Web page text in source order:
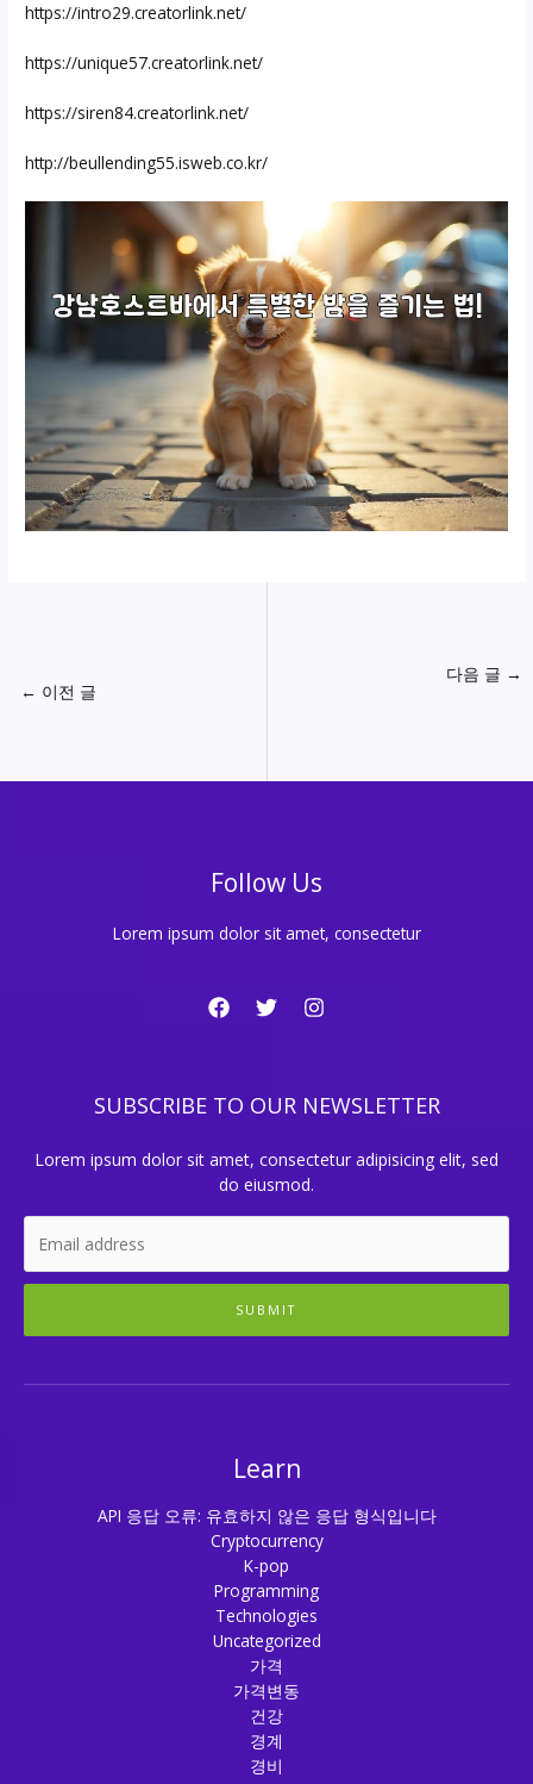
https://intro29.creatorlink.net/
https://unique57.creatorlink.net/
https://siren84.creatorlink.net/
http://beullending55.isweb.co.kr/
← 이전 글
다음 글 →
Follow Us
Lorem ipsum dolor sit amet, consectetur
SUBSCRIBE TO OUR NEWSLETTER
Lorem ipsum dolor sit amet, consectetur adipisicing elit, sed
do eiusmod.
SUBMIT
Learn
API 응답 오류: 유효하지 않은 응답 형식입니다
Cryptocurrency
K-pop
Programming
Technologies
Uncategorized
가격
가격변동
건강
경계
경비